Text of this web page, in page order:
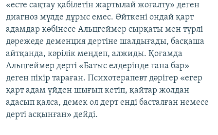
«есте сақтау қабілетін жартылай жоғалту» деген
диагноз мүлде дұрыс емес. Өйткені ондай қарт
адамдар көбінесе Альцгеймер сырқаты мен түрлі
дәрежеде деменция дертіне шалдығады, басқаша
айтқанда, кәрілік меңдеп, алжиды. Қоғамда
Альцгеймер дерті «Батыс елдерінде ғана бар»
деген пікір тараған. Психотерапевт дәрігер «егер
қарт адам үйден шығып кетіп, қайтар жолдан
адасып қалса, демек ол дерт енді басталған немесе
дерті асқынған» дейді.